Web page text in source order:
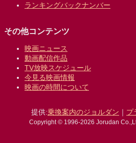
ランキングバックナンバー
その他コンテンツ
映画ニュース
動画配信作品
TV放映スケジュール
今見る映画情報
映画の時間について
提供:乗換案内のジョルダン ｜ プ
Copyright © 1996-2026 Jorudan